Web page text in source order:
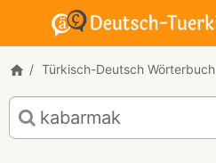
Türkisch-Deutsch Wörterbuch
Türkisch-
Deutsch
Übersetzung